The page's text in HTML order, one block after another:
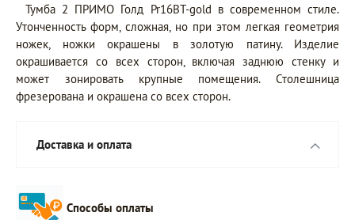
Тумба 2 ПРИМО Голд Pr16BT-gold в современном стиле.
Утонченность форм, сложная, но при этом легкая геометрия
ножек, ножки окрашены в золотую патину. Изделие
окрашивается со всех сторон, включая заднюю стенку и
может зонировать крупные помещения. Столешница
фрезерована и окрашена со всех сторон.
Доставка и оплата
Способы оплаты